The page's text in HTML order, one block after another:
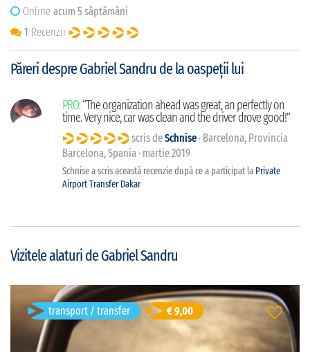
Online acum 5 săptămâni
1 Recenzii
Păreri despre Gabriel Sandru de la oaspeții lui
PRO:“The organization ahead was great, an perfectly on
time. Very nice, car was clean and the driver drove good!”
scris deSchnise· Barcelona, Provincia
Barcelona, Spania · martie 2019
Schnise a scris această recenzie după ce a participat la Private
Airport Transfer Dakar
Vizitele alaturi de Gabriel Sandru
transport / transfer € 9,00
Private Airport Transfer Dakar
Dakar, Senegal